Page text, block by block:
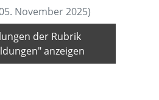
November 2025)
der Rubrik
anzeigen